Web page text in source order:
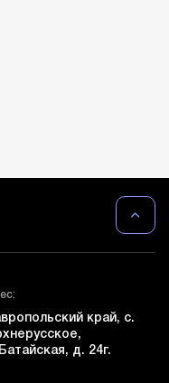
край, с.
д. 24г.